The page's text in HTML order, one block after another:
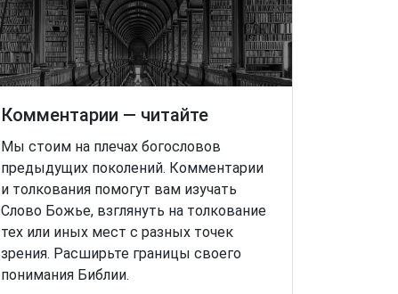
Комментарии — читайте
Мы стоим на плечах богословов
предыдущих поколений. Комментарии
и толкования помогут вам изучать
Слово Божье, взглянуть на толкование
тех или иных мест с разных точек
зрения. Расширьте границы своего
понимания Библии.